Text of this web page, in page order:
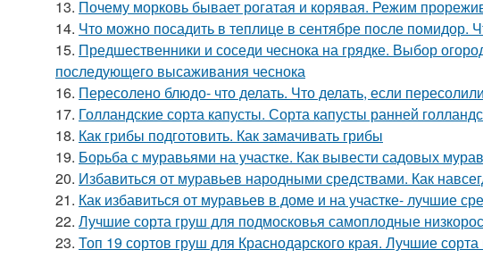
13. Почему морковь бывает рогатая и корявая. Режим
14. Что можно посадить в теплице в сентябре после помидор.
15. Предшественники и соседи чеснока на грядке. Выбор
последующего высаживания чеснока
16. Пересолено блюдо- что делать. Что делать, если
17. Голландские сорта капусты. Сорта капусты ранней
18. Как грибы подготовить. Как замачивать грибы
19. Борьба с муравьями на участке. Как вывести садовых
20. Избавиться от муравьев народными средствами. Как
21. Как избавиться от муравьев в доме и на участке- лучшие
22. Лучшие сорта груш для подмосковья самоплодные
23. Топ 19 сортов груш для Краснодарского края. Лучшие